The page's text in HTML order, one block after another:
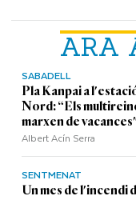
ARA
SABADELL
Pla Kanpai a
Nord: “Els
marxen de
Albert Acín Serra
SENTMENAT
Un mes de l'incendi